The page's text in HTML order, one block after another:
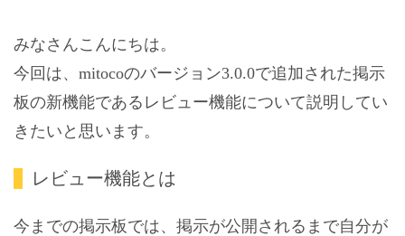
みなさんこんにちは。
今回は、mitocoのバージョン3.0.0で追加された掲示
板の新機能であるレビュー機能について説明してい
きたいと思います。
レビュー機能とは
今までの掲示板では、掲示が公開されるまで自分が